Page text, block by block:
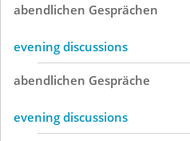
abendlichen Gesprächen
evening discussions
abendlichen Gespräche
evening discussions